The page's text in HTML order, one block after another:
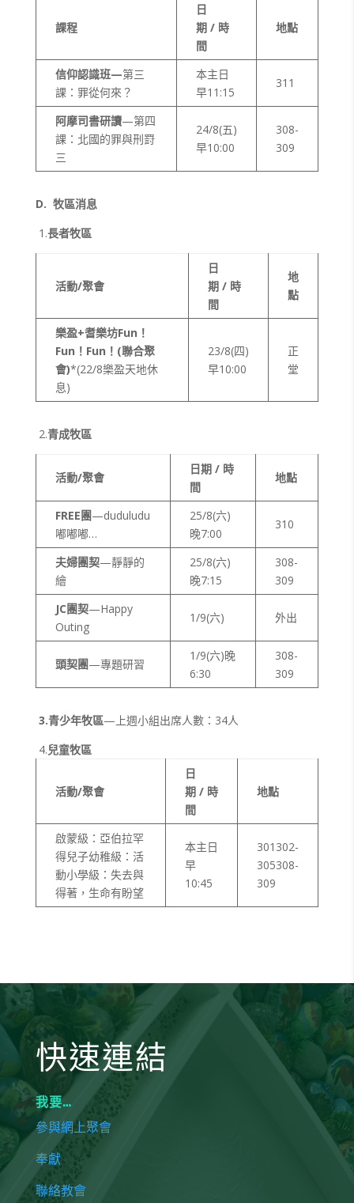
課程
日
期 / 時
間
地點
信仰認識班—第三
課：罪從何來？
本主日
早11:15
311
阿摩司書研讀—第四
課：北國的罪與刑罸
三
24/8(五)
早10:00
308-
309
D. 牧區消息
1.長者牧區
活動/聚會
日
期 / 時
間
地
點
樂盈+耆樂坊Fun ！
Fun ！ Fun ！ (聯合聚
會)*(22/8樂盈天地休
息)
23/8(四)
早10:00
正
堂
2.青成牧區
活動/聚會
日期 / 時
間
地點
FREE團—duduludu
嘟嘟嘟…
25/8(六)
晚7:00
310
夫婦團契—靜靜的
繪
25/8(六)
晚7:15
308-
309
JC團契—Happy
Outing
1/9(六) 外出
頭契團—專題研習
1/9(六)晚
6:30
308-
309
3.青少年牧區—上週小組出席人數：34人
4.兒童牧區
活動/聚會
日
期 / 時
間
地點
啟蒙級：亞伯拉罕
得兒子幼稚級：活
動小學級：失去與
得著，生命有盼望
本主日
早
10:45
301302-
305308-
309
快速連結
我要…
參與網上聚會
奉獻
聯絡教會